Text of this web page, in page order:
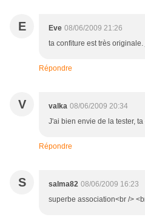
E Eve 08/06/2009 21:26
ta confiture est très
Répondre
V valka 08/06/2009 20:34
J'ai bien envie de la tester,
Répondre
S salma82 08/06/2009 16:23
superbe association<br />